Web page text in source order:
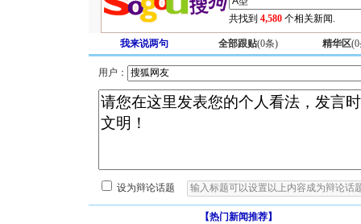
共找到 4,580 个相关新闻.
我来说两句 全部跟贴(0条) 精华区(0
用户：
设为辩论话题
【热门新闻推荐】